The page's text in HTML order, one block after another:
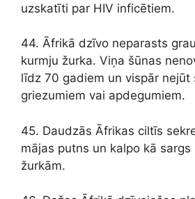
uzskatīti par HIV inficētiem.
44. Āfrikā dzīvo neparasts
kurmju žurka. Viņa šūnas
līdz 70 gadiem un vispār nejūt
griezumiem vai apdegumiem.
45. Daudzās Āfrikas ciltīs
mājas putns un kalpo kā
žurkām.